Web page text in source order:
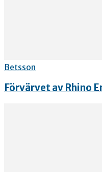
Betsson
Förvärvet av Rhino